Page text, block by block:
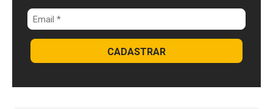
CADASTRAR